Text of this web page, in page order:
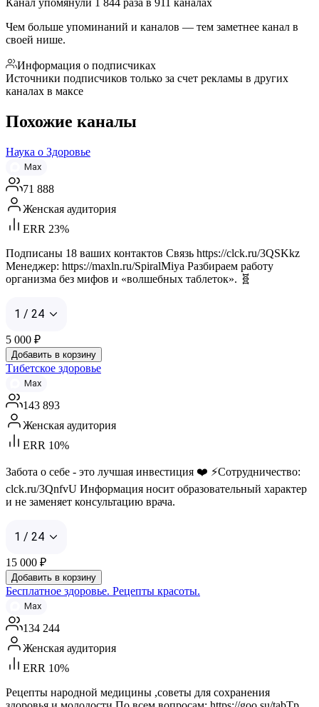
Чем больше упоминаний и каналов — тем заметнее канал в
своей нише.
Информация о подписчиках
Источники подписчиков только за счет рекламы в других
каналах в максе
Похожие каналы
Наука о Здоровье
Max
71 888
Женская аудитория
ERR 23%
Подписаны 18 ваших контактов Связь https://clck.ru/3QSKkz
Менеджер: https://maxln.ru/SpiralMiya Разбираем работу
организма без мифов и «волшебных таблеток». 🧬
1 / 24
5 000 ₽
Добавить в корзину
Тибетское здоровье
Max
143 893
Женская аудитория
ERR 10%
Забота о себе - это лучшая инвестиция ❤️ ⚡️Сотрудничество:
clck.ru/3QnfvU Информация носит образовательный характер
и не заменяет консультацию врача.
1 / 24
15 000 ₽
Добавить в корзину
Бесплатное здоровье. Рецепты красоты.
Max
134 244
Женская аудитория
ERR 10%
Рецепты народной медицины ,советы для сохранения